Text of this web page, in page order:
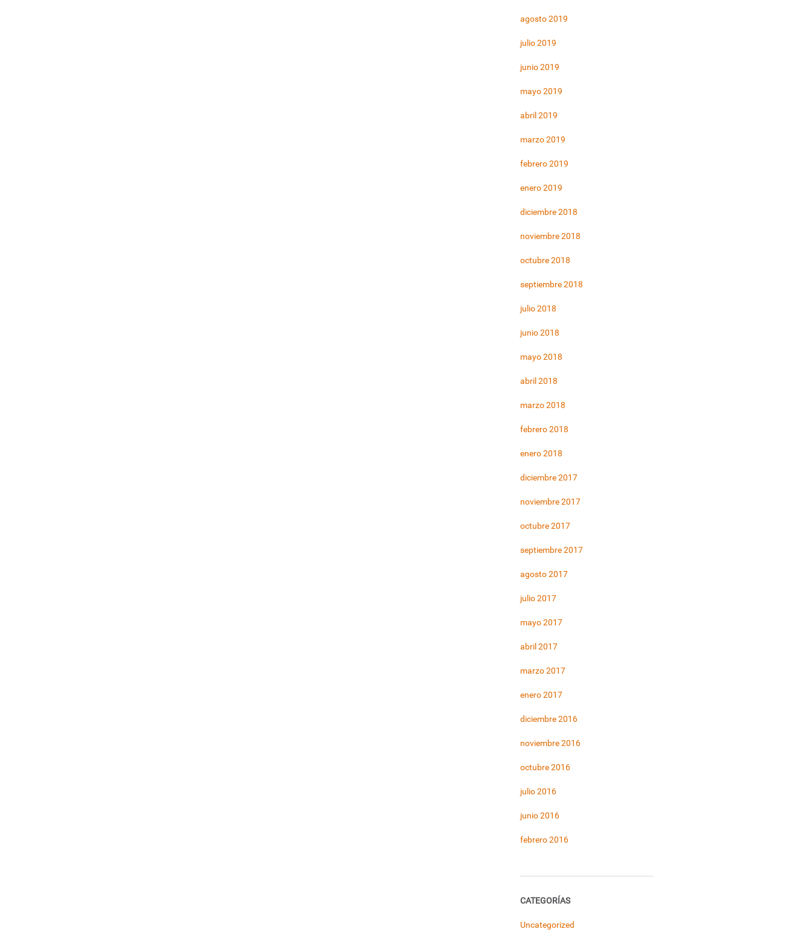
agosto 2019
julio 2019
junio 2019
mayo 2019
abril 2019
marzo 2019
febrero 2019
enero 2019
diciembre 2018
noviembre 2018
octubre 2018
septiembre 2018
julio 2018
junio 2018
mayo 2018
abril 2018
marzo 2018
febrero 2018
enero 2018
diciembre 2017
noviembre 2017
octubre 2017
septiembre 2017
agosto 2017
julio 2017
mayo 2017
abril 2017
marzo 2017
enero 2017
diciembre 2016
noviembre 2016
octubre 2016
julio 2016
junio 2016
febrero 2016
CATEGORÍAS
Uncategorized